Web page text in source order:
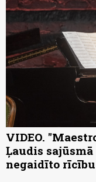
VIDEO.
Ļaudis
negaidīto